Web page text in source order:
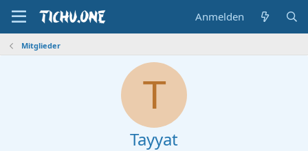
Anmelden
Mitglieder
T
Tayyat